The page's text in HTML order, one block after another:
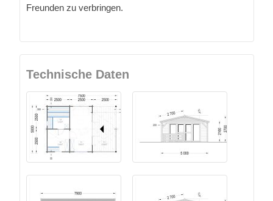
Freunden zu verbringen.
Technische Daten